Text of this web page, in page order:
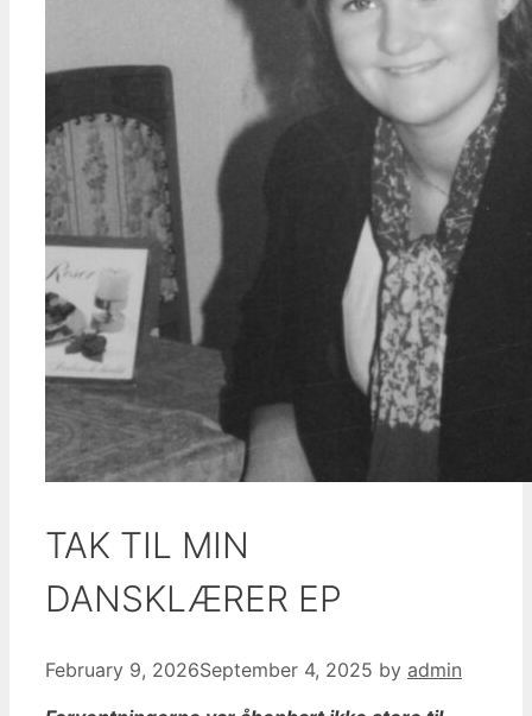
TAK TIL MIN
DANSKLÆRER EP
February 9, 2026September 4, 2025 by admin